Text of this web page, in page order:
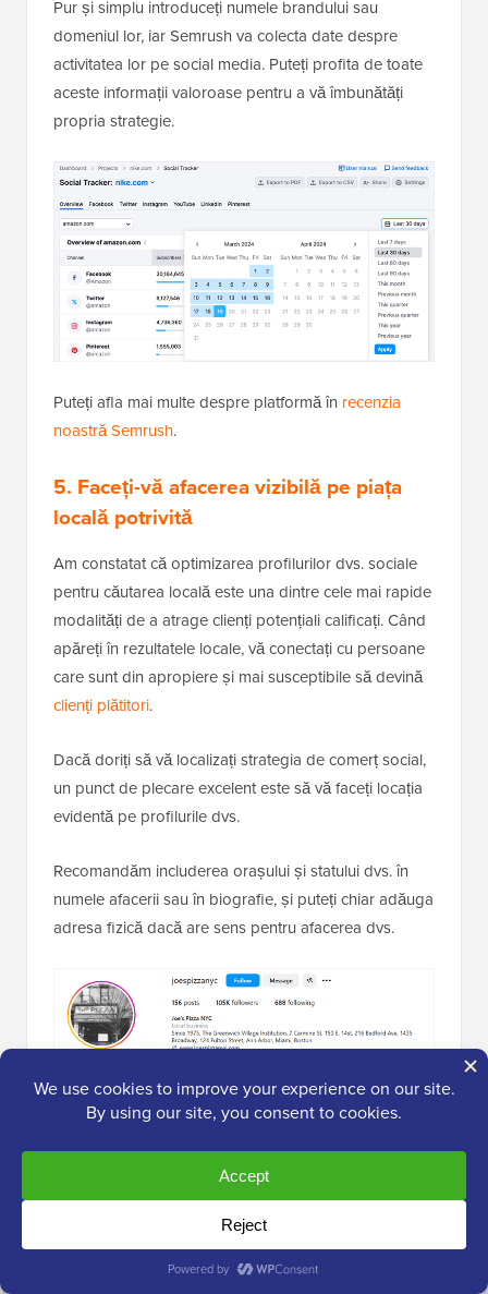
Pur și simplu introduceți numele brandului sau
domeniul lor, iar Semrush va colecta date despre
activitatea lor pe social media. Puteți profita de toate
aceste informații valoroase pentru a vă îmbunătăți
propria strategie.
Puteți afla mai multe despre platformă în recenzia
noastră Semrush.
5. Faceți-vă afacerea vizibilă pe piața
locală potrivită
Am constatat că optimizarea profilurilor dvs. sociale
pentru căutarea locală este una dintre cele mai rapide
modalități de a atrage clienți potențiali calificați. Când
apăreți în rezultatele locale, vă conectați cu persoane
care sunt din apropiere și mai susceptibile să devină
clienți plătitori.
Dacă doriți să vă localizați strategia de comerț social,
un punct de plecare excelent este să vă faceți locația
evidentă pe profilurile dvs.
Recomandăm includerea orașului și statului dvs. în
numele afacerii sau în biografie, și puteți chiar adăuga
adresa fizică dacă are sens pentru afacerea dvs.
În plus, am văzut rezultate excelente din direcționarea
reclamelor către persoane pe baza locației lor. Acest
lucru vă concentrează bugetul pe persoane din orașul
sau cartierul dvs., nu doar pe oricine derulează prin